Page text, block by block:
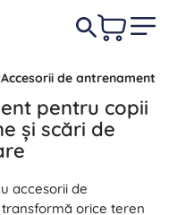
Accesorii de antrenament
pentru copii
și scări de
accesorii de
orice teren